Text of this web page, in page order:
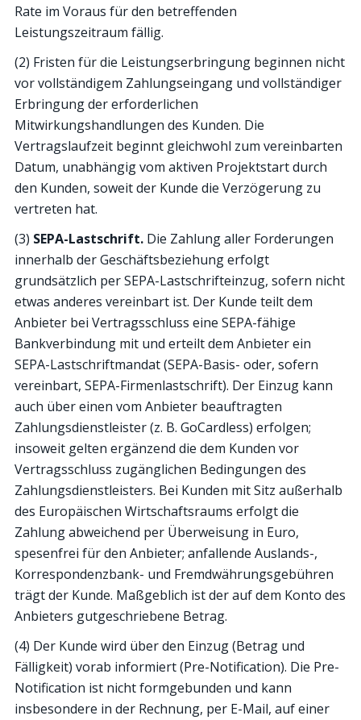
Rate im Voraus für den betreffenden
Leistungszeitraum fällig.
(2) Fristen für die Leistungserbringung beginnen nicht
vor vollständigem Zahlungseingang und vollständiger
Erbringung der erforderlichen
Mitwirkungshandlungen des Kunden. Die
Vertragslaufzeit beginnt gleichwohl zum vereinbarten
Datum, unabhängig vom aktiven Projektstart durch
den Kunden, soweit der Kunde die Verzögerung zu
vertreten hat.
(3) SEPA-Lastschrift. Die Zahlung aller Forderungen
innerhalb der Geschäftsbeziehung erfolgt
grundsätzlich per SEPA-Lastschrifteinzug, sofern nicht
etwas anderes vereinbart ist. Der Kunde teilt dem
Anbieter bei Vertragsschluss eine SEPA-fähige
Bankverbindung mit und erteilt dem Anbieter ein
SEPA-Lastschriftmandat (SEPA-Basis- oder, sofern
vereinbart, SEPA-Firmenlastschrift). Der Einzug kann
auch über einen vom Anbieter beauftragten
Zahlungsdienstleister (z. B. GoCardless) erfolgen;
insoweit gelten ergänzend die dem Kunden vor
Vertragsschluss zugänglichen Bedingungen des
Zahlungsdienstleisters. Bei Kunden mit Sitz außerhalb
des Europäischen Wirtschaftsraums erfolgt die
Zahlung abweichend per Überweisung in Euro,
spesenfrei für den Anbieter; anfallende Auslands-,
Korrespondenzbank- und Fremdwährungsgebühren
trägt der Kunde. Maßgeblich ist der auf dem Konto des
Anbieters gutgeschriebene Betrag.
(4) Der Kunde wird über den Einzug (Betrag und
Fälligkeit) vorab informiert (Pre-Notification). Die Pre-
Notification ist nicht formgebunden und kann
insbesondere in der Rechnung, per E-Mail, auf einer